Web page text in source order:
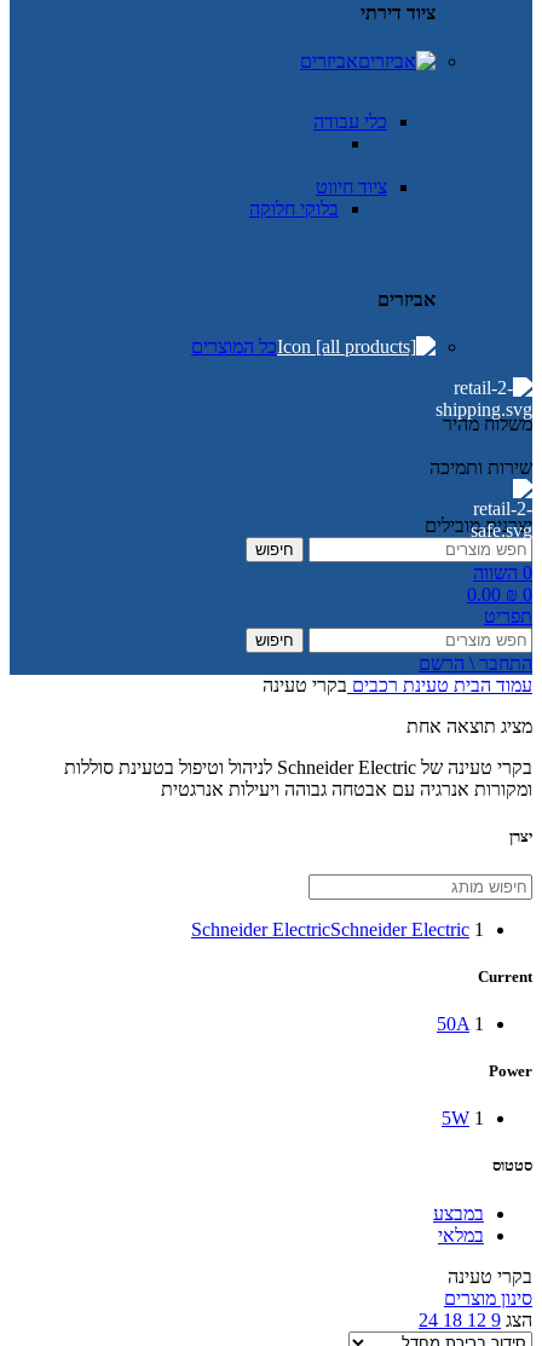
ציוד דירתי
אביזרים
כלי עבודה
ציוד חיווט
בלוקי חלוקה
אביזרים
כל המוצרים
משלוח מהיר
שירות ותמיכה
יצרנים מובילים
חיפוש
0 השווה
0
0.00 ₪
תפריט
חיפוש
התחבר \ הרשם
עמוד הבית טעינת רכבים בקרי טעינה
מציג תוצאה אחת
בקרי טעינה של Schneider Electric לניהול וטיפול בטעינת סוללות
ומקורות אנרגיה עם אבטחה גבוהה ויעילות אנרגטית
יצרן
Schneider ElectricSchneider Electric 1
Current
50A 1
Power
5W 1
סטטוס
במבצע
במלאי
בקרי טעינה
סינון מוצרים
הצג 9
12
18
24